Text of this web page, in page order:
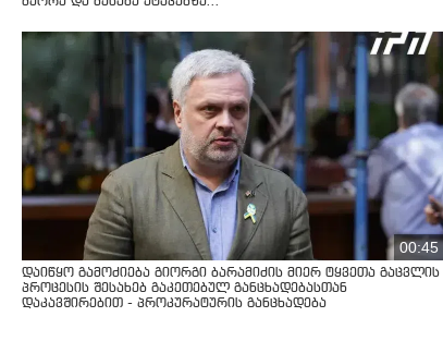
00:45
დაიწყო გამოძიება გიორგი ბარამიძის მიერ ტყვეთა გაცვლის
პროცესის შესახებ გაკეთებულ განცხადებასთან
დაკავშირებით - პროკურატურის განცხადება